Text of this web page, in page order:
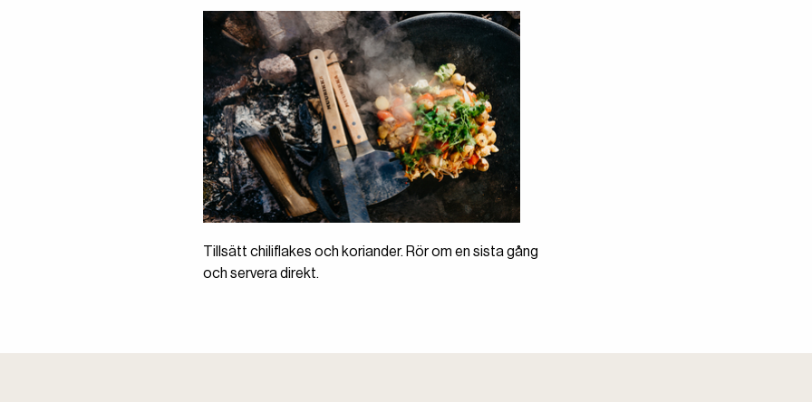
Tillsätt chiliflakes och koriander. Rör om en sista gång
och servera direkt.